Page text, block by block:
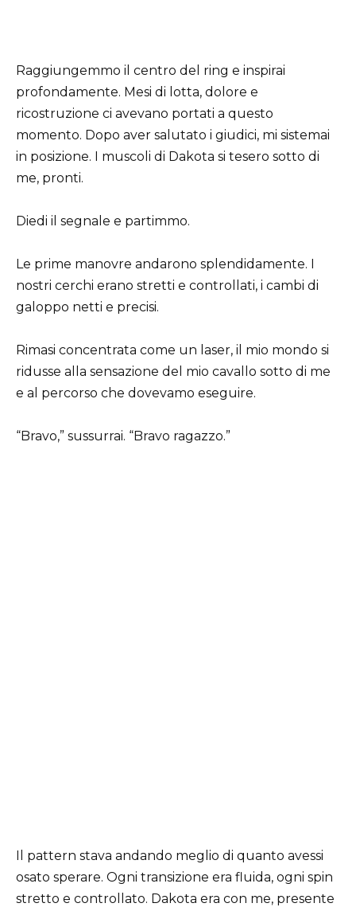
Raggiungemmo il centro del ring e inspirai
profondamente. Mesi di lotta, dolore e
ricostruzione ci avevano portati a questo
momento. Dopo aver salutato i giudici, mi sistemai
in posizione. I muscoli di Dakota si tesero sotto di
me, pronti.
Diedi il segnale e partimmo.
Le prime manovre andarono splendidamente. I
nostri cerchi erano stretti e controllati, i cambi di
galoppo netti e precisi.
Rimasi concentrata come un laser, il mio mondo si
ridusse alla sensazione del mio cavallo sotto di me
e al percorso che dovevamo eseguire.
“Bravo,” sussurrai. “Bravo ragazzo.”
Il pattern stava andando meglio di quanto avessi
osato sperare. Ogni transizione era fluida, ogni spin
stretto e controllato. Dakota era con me, presente